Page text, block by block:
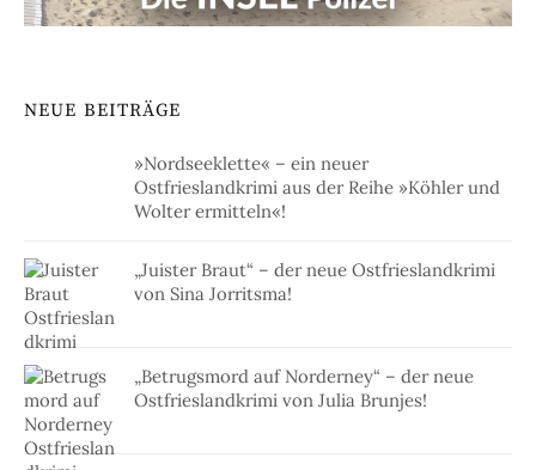
NEUE BEITRÄGE
»Nordseeklette« – ein neuer
Ostfrieslandkrimi aus der Reihe »Köhler und
Wolter ermitteln«!
„Juister Braut“ – der neue Ostfrieslandkrimi
von Sina Jorritsma!
„Betrugsmord auf Norderney“ – der neue
Ostfrieslandkrimi von Julia Brunjes!